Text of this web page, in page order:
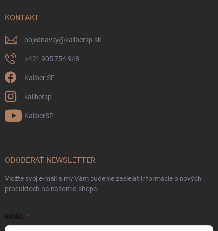
KONTAKT
objednavky@kalibersp.sk
+421 905 754 948
Kaliber SP
kalibersp
KaliberSP
ODOBERAŤ NEWSLETTER
Vložte svoj e-mail a my Vám budeme zasielať informácie o nových
produktoch na našom e-shope.
EMAIL